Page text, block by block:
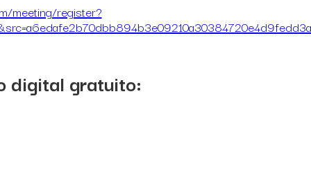
meeting/register?
digital gratuito: